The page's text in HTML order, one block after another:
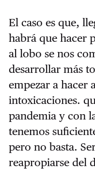
El caso es que,
habrá que hacer
al lobo se nos
desarrollar más
empezar a hacer
intoxicaciones.
pandemia y con
tenemos
pero no basta.
reapropiarse del